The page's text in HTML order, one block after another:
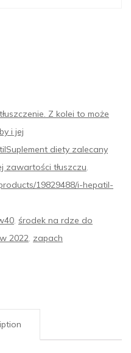
Z kolei to może
i jej
diety zalecany
zawartości tłuszczu,
19829488/i-hepatil-
, środek na rdze do
2022, zapach